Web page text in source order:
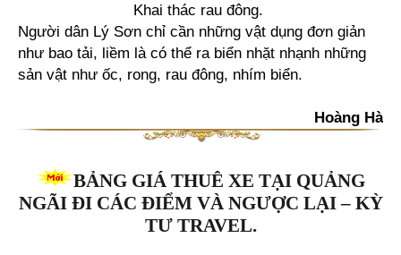
Khai thác rau đông.
Người dân Lý Sơn chỉ cần những vật dụng đơn giản
như bao tải, liềm là có thể ra biển nhặt nhạnh những
sản vật như ốc, rong, rau đông, nhím biển.
Hoàng Hà
BẢNG GIÁ THUÊ XE TẠI QUẢNG
NGÃI ĐI CÁC ĐIỂM VÀ NGƯỢC LẠI – KỲ
TƯ TRAVEL.